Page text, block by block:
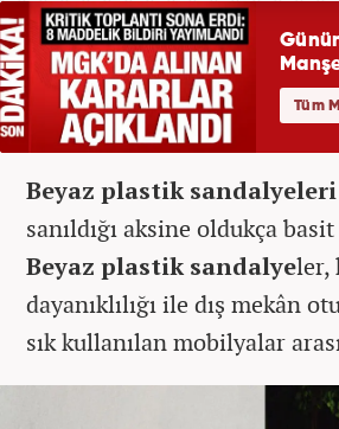
Beyaz plastik
sanıldığı aksine oldukça
Beyaz plastik sandalyeler,
dayanıklılığı ile dış mekân
sık kullanılan mobilyalar